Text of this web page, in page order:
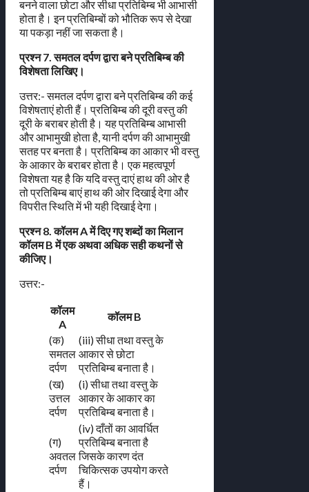
बनने वाला छोटा और सीधा प्रतिबिम्ब भी आभासी
होता है। इन प्रतिबिम्बों को भौतिक रूप से देखा
या पकड़ा नहीं जा सकता है।
प्रश्न 7. समतल दर्पण द्वारा बने प्रतिबिम्ब की
विशेषता लिखिए।
उत्तर:- समतल दर्पण द्वारा बने प्रतिबिम्ब की कई
विशेषताएं होती हैं। प्रतिबिम्ब की दूरी वस्तु की
दूरी के बराबर होती है। यह प्रतिबिम्ब आभासी
और आभामुखी होता है, यानी दर्पण की आभामुखी
सतह पर बनता है। प्रतिबिम्ब का आकार भी वस्तु
के आकार के बराबर होता है। एक महत्वपूर्ण
विशेषता यह है कि यदि वस्तु दाएं हाथ की ओर है
तो प्रतिबिम्ब बाएं हाथ की ओर दिखाई देगा और
विपरीत स्थिति में भी यही दिखाई देगा।
प्रश्न 8. कॉलम A में दिए गए शब्दों का मिलान
कॉलम B में एक अथवा अधिक सही कथनों से
कीजिए।
उत्तर:-
कॉलम
A
कॉलम B
(क)
समतल
दर्पण
(iii) सीधा तथा वस्तु के
आकार से छोटा
प्रतिबिम्ब बनाता है।
(ख)
उत्तल
दर्पण
(i) सीधा तथा वस्तु के
आकार के आकार का
प्रतिबिम्ब बनाता है।
(ग)
अवतल
दर्पण
(iv) दाँतों का आवर्धित
प्रतिबिम्ब बनाता है
जिसके कारण दंत
चिकित्सक उपयोग करते
हैं।